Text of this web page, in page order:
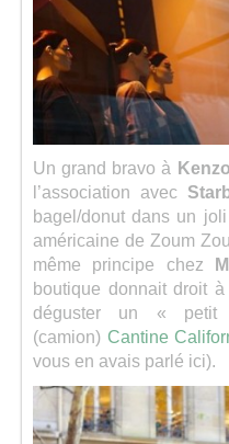
Un grand bravo à Kenzo
l’association avec
bagel/donut dans un
américaine de Zoum
même principe chez
boutique donnait droit
déguster un «
(camion) Cantine
vous en avais parlé ici).